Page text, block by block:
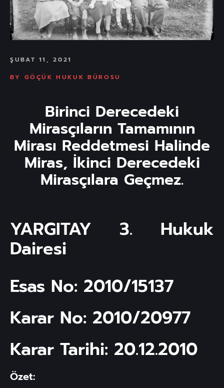
ŞUBAT 11, 2021
BY
GÖÇÜK HUKUK BÜROSU
Birinci Derecedeki
Mirasçıların Tamamının
Mirası Reddetmesi Halinde
Miras, İkinci Derecedeki
Mirasçılara Geçmez.
YARGITAY 3. Hukuk
Dairesi
Esas No: 2010/15137
Karar No: 2010/20977
Karar Tarihi: 20.12.2010
Özet: